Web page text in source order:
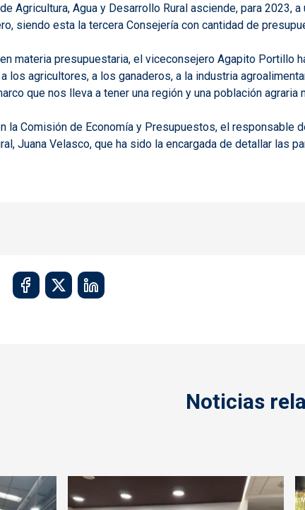
Agricultura, Agua y Desarrollo Rural asciende, para
siendo esta la tercera Consejería con cantidad de
materia presupuestaria, el viceconsejero Agapito Portillo
los agricultores, a los ganaderos, a la industria
que nos lleva a tener una región y una población
la Comisión de Economía y Presupuestos, el responsable
Juana Velasco, que ha sido la encargada de detallar
Noticias